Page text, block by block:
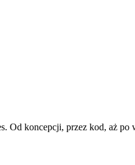
Od koncepcji, przez kod, aż po